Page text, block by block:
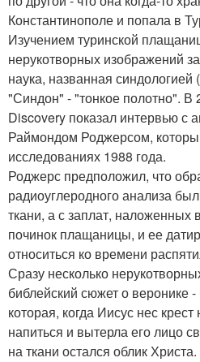
Константинополе и попала в
Изучением туринской
нерукотворных изображений
наука, названная синдологией
"Синдон" - "тонкое полотно". В
Discovery показал интервью с
Раймондом Роджерсом,
исследованиях 1988 года.
Роджерс предположил, что
радиоуглеродного анализа
ткани, а с заплат, наложенных
починок плащаницы, и ее
относиться ко времени
Сразу несколько
библейский сюжет о веронике
которая, когда Иисус нес
напиться и вытерла его лицо
на ткани остался облик Христа.